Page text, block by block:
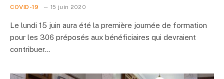
COVID-19 15 juin 2020
Le lundi 15 juin aura été la première journée de formation
pour les 306 préposés aux bénéficiaires qui devraient
contribuer…